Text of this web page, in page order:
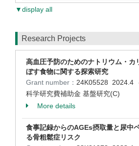
▼display all
Research Projects
高血圧予防のためのナトリウム・カ
ぼす食物に関する探索研究
Grant number： 24K05528 2024.4
科学研究費補助金 基盤研究(C)
More details
食事記録からのAGEs摂取量と尿中
る骨粗鬆症リスク